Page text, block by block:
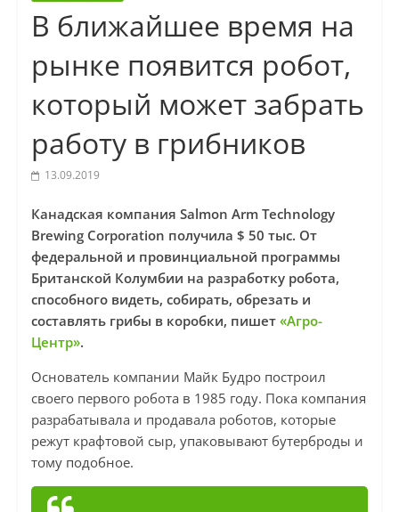
В ближайшее время на
рынке появится робот,
который может забрать
работу в грибников
13.09.2019
Канадская компания Salmon Arm Technology
Brewing Corporation получила $ 50 тыс. От
федеральной и провинциальной программы
Британской Колумбии на разработку робота,
способного видеть, собирать, обрезать и
составлять грибы в коробки, пишет «Агро-
Центр».
Основатель компании Майк Будро построил
своего первого робота в 1985 году. Пока компания
разрабатывала и продавала роботов, которые
режут крафтовой сыр, упаковывают бутерброды и
тому подобное.